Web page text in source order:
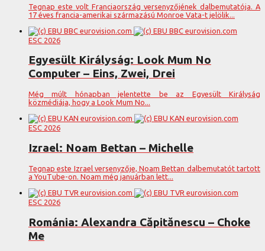
Tegnap este volt Franciaország versenyzőjének dalbemutatója. A
17 éves francia-amerikai származású Monroe Vata-t jelölik...
ESC 2026
Egyesült Királyság: Look Mum No
Computer – Eins, Zwei, Drei
Még múlt hónapban jelentette be az Egyesült Királyság
közmédiája, hogy a Look Mum No...
ESC 2026
Izrael: Noam Bettan – Michelle
Tegnap este Izrael versenyzője, Noam Bettan dalbemutatót tartott
a YouTube-on. Noam még januárban lett...
ESC 2026
Románia: Alexandra Căpitănescu – Choke
Me